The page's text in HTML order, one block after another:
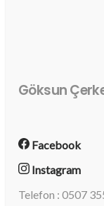
Göksun
Facebook
Instagram
Telefon : 0507